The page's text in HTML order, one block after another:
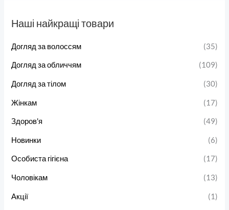
Наші найкращі товари
Догляд за волоссям (35)
Догляд за обличчям (109)
Догляд за тілом (30)
Жінкам (17)
Здоров'я (49)
Новинки (6)
Особиста гігієна (17)
Чоловікам (13)
Акції (1)